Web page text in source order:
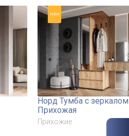
NEW
Норд Тумба с
Прихожая
Прихожие